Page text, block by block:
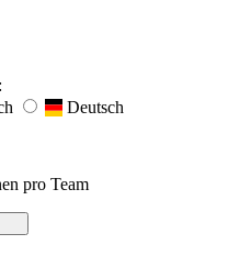
Deutsch
pro Team